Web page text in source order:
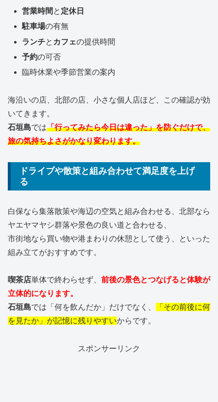
営業時間 と 定休日
駐車場の有無
ランチと カフェの提供時間
予約の可否
臨時休業や季節営業の案内
海沿いの店、北部の店、小さな個人店ほど、この確認が効
いてきます。
石垣島では「行ってみたら今日は違った」を防ぐだけで、
旅の気持ちよさがかなり変わります。
ドライブや散策と組み合わせて満足度を上げ
る
白保なら集落散策や海辺の空気と組み合わせる、北部なら
ヤエヤマヤシ群落や景色の良い道と合わせる、
市街地なら買い物や港まわりの休憩として使う、といった
組み立てがおすすめです。
喫茶店単体で終わらせず、 前後の景色とつなげると体験が
立体的になります。
石垣島では「何を飲んだか」だけでなく、
「その前後に何
を見たか」が記憶に残りやすいからです。
スポンサーリンク